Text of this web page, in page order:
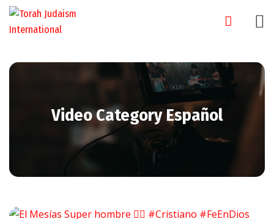
Skip
Video Category Español